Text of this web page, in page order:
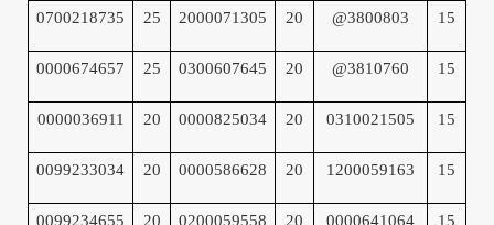
0700218735 25 2000071305 20 @3800803 15
0000674657 25 0300607645 20 @3810760 15
0000036911 20 0000825034 20 0310021505 15
0099233034 20 0000586628 20 1200059163 15
0099234655 20 0200059558 20 0000641064 15